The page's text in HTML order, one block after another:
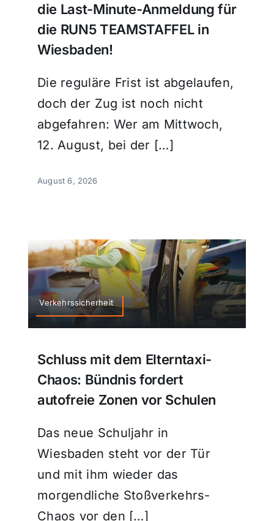
die Last-Minute-Anmeldung für
die RUN5 TEAMSTAFFEL in
Wiesbaden!
Die reguläre Frist ist abgelaufen,
doch der Zug ist noch nicht
abgefahren: Wer am Mittwoch,
12. August, bei der […]
August 6, 2026
Verkehrssicherheit
Schluss mit dem Elterntaxi-
Chaos: Bündnis fordert
autofreie Zonen vor Schulen
Das neue Schuljahr in
Wiesbaden steht vor der Tür
und mit ihm wieder das
morgendliche Stoßverkehrs-
Chaos vor den […]